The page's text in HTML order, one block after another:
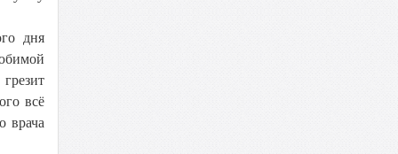
дня
всё
врача